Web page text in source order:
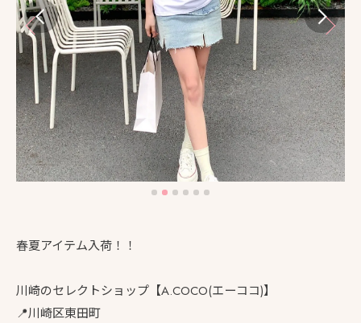
春夏アイテム入荷！！
川崎のセレクトショップ【A.COCO(エーココ)】
📍川崎区東田町